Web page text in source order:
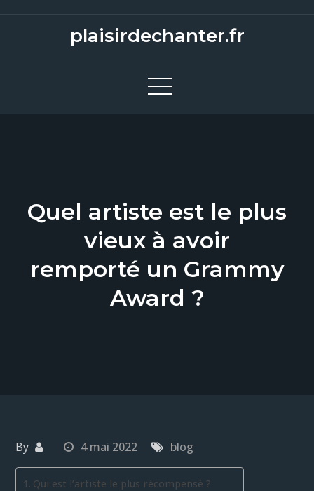
plaisirdechanter.fr
Quel artiste est le plus
vieux à avoir
remporté un Grammy
Award ?
By 4 mai 2022 blog
Qui est l’artiste le plus récompensé ?